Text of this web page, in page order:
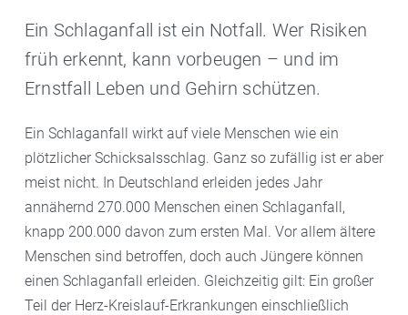
Ein Schlaganfall ist ein Notfall. Wer Risiken
früh erkennt, kann vorbeugen – und im
Ernstfall Leben und Gehirn schützen.
Ein Schlaganfall wirkt auf viele Menschen wie ein
plötzlicher Schicksalsschlag. Ganz so zufällig ist er aber
meist nicht. In Deutschland erleiden jedes Jahr
annähernd 270.000 Menschen einen Schlaganfall,
knapp 200.000 davon zum ersten Mal. Vor allem ältere
Menschen sind betroffen, doch auch Jüngere können
einen Schlaganfall erleiden. Gleichzeitig gilt: Ein großer
Teil der Herz-Kreislauf-Erkrankungen einschließlich